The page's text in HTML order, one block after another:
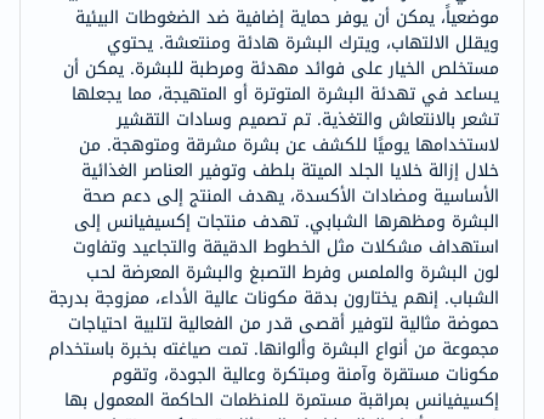
موضعياً، يمكن أن يوفر حماية إضافية ضد الضغوطات البيئية
ويقلل الالتهاب، ويترك البشرة هادئة ومنتعشة. يحتوي
مستخلص الخيار على فوائد مهدئة ومرطبة للبشرة. يمكن أن
يساعد في تهدئة البشرة المتوترة أو المتهيجة، مما يجعلها
تشعر بالانتعاش والتغذية. تم تصميم وسادات التقشير
لاستخدامها يوميًا للكشف عن بشرة مشرقة ومتوهجة. من
خلال إزالة خلايا الجلد الميتة بلطف وتوفير العناصر الغذائية
الأساسية ومضادات الأكسدة، يهدف المنتج إلى دعم صحة
البشرة ومظهرها الشبابي. تهدف منتجات إكسيفيانس إلى
استهداف مشكلات مثل الخطوط الدقيقة والتجاعيد وتفاوت
لون البشرة والملمس وفرط التصبغ والبشرة المعرضة لحب
الشباب. إنهم يختارون بدقة مكونات عالية الأداء، ممزوجة بدرجة
حموضة مثالية لتوفير أقصى قدر من الفعالية لتلبية احتياجات
مجموعة من أنواع البشرة وألوانها. تمت صياغته بخبرة باستخدام
مكونات مستقرة وآمنة ومبتكرة وعالية الجودة، وتقوم
إكسيفيانس بمراقبة مستمرة للمنظمات الحاكمة المعمول بها